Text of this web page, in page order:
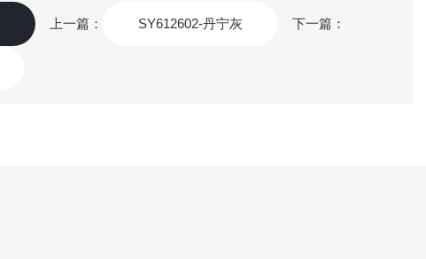
上一篇： SY612602-丹宁灰 下一篇：